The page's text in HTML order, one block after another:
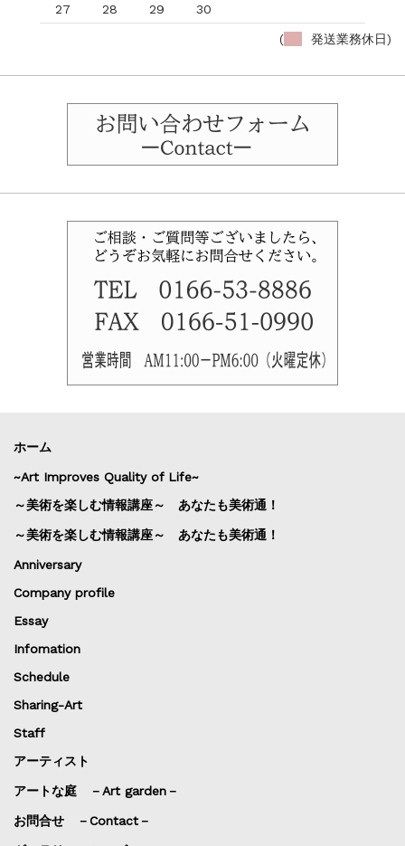
27 28 29 30
( 発送業務休日)
ホーム
~Art Improves Quality of Life~
～美術を楽しむ情報講座～ あなたも美術通！
～美術を楽しむ情報講座～ あなたも美術通！
Anniversary
Company profile
Essay
Infomation
Schedule
Sharing-Art
Staff
アーティスト
アートな庭 －Art garden－
お問合せ －Contact－